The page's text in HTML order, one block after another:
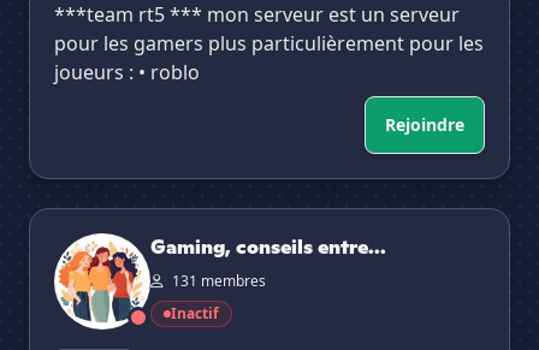
***team rt5 *** mon serveur est un serveur
pour les gamers plus particulièrement pour les
joueurs : • roblo
Rejoindre
Gaming, conseils entres femmes
Gaming, conseils entre...
131 membres
Inactif